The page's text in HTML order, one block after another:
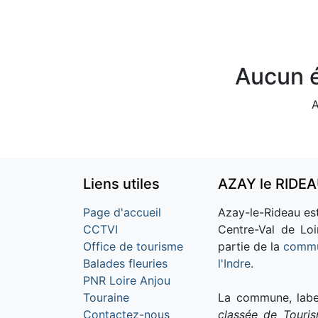
Aucun
Liens utiles
Page d'accueil
CCTVI
Office de tourisme
Balades fleuries
PNR Loire Anjou
Touraine
Contactez-nous
AZAY le
Azay-le-Rideau
Centre-Val de
partie de la
l'Indre.
La commune,
classée de